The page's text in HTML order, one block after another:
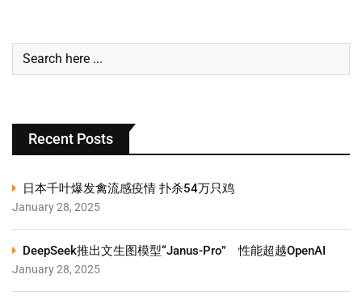
Recent Posts
日本千叶爆发禽流感疫情 扑杀54万只鸡
January 28, 2025
DeepSeek推出文生图模型“Janus-Pro” 性能超越OpenAI
January 28, 2025